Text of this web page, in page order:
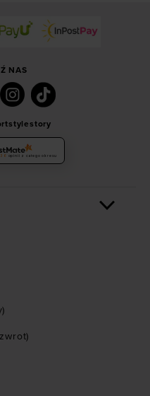
NAS
opinii z całego okresu